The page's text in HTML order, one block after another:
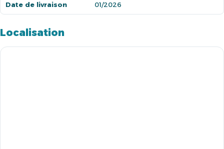
Date de livraison 01/2026
Localisation